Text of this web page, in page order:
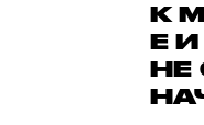
К
Е
НЕ